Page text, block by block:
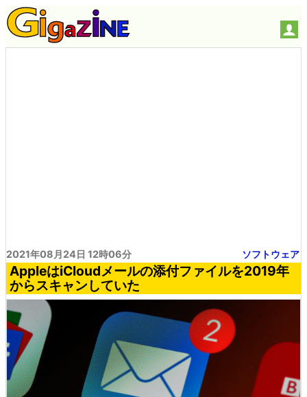
2021年08月24日 12時06分 ソフトウェア
AppleはiCloudメールの添付ファイルを2019年
からスキャンしていた